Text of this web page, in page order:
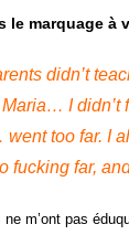
le marquage à
didn’t
I didn’t
too far. I
fucking far,
m’ont pas